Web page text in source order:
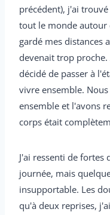
précédent), j'ai
tout le monde autour
gardé mes distances
devenait trop
décidé de passer à
vivre ensemble.
ensemble et l'avons
corps était
J'ai ressenti de fortes
journée, mais
insupportable. Les
qu'à deux reprises,